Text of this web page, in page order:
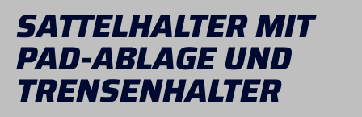
SATTELHALTER MIT
PAD-ABLAGE UND
TRENSENHALTER